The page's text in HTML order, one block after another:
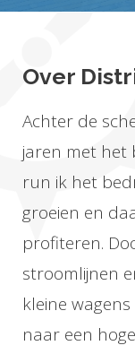
Over
Achter de
jaren met het
run ik het
groeien en
profiteren.
stroomlijnen
kleine
naar een